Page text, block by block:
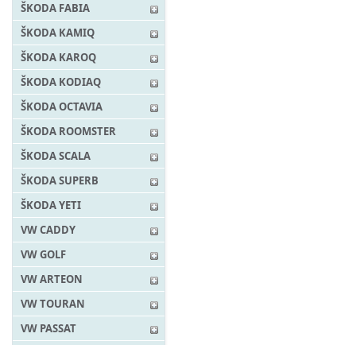
ŠKODA FABIA
ŠKODA KAMIQ
ŠKODA KAROQ
ŠKODA KODIAQ
ŠKODA OCTAVIA
ŠKODA ROOMSTER
ŠKODA SCALA
ŠKODA SUPERB
ŠKODA YETI
VW CADDY
VW GOLF
VW ARTEON
VW TOURAN
VW PASSAT